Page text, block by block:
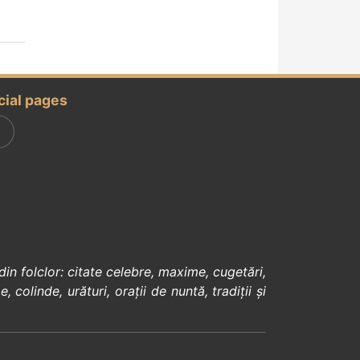
pages
folclor: citate celebre, maxime,cugetări,
,colinde, urături, orații de nuntă, tradiții și